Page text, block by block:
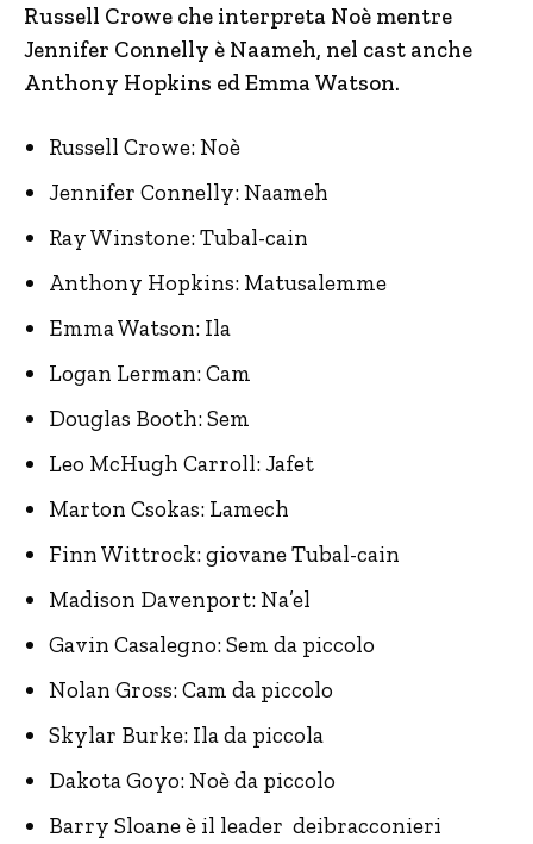
Russell Crowe che interpreta Noè mentre
Jennifer Connelly è Naameh, nel cast anche
Anthony Hopkins ed Emma Watson.
Russell Crowe: Noè
Jennifer Connelly: Naameh
Ray Winstone: Tubal-cain
Anthony Hopkins: Matusalemme
Emma Watson: Ila
Logan Lerman: Cam
Douglas Booth: Sem
Leo McHugh Carroll: Jafet
Marton Csokas: Lamech
Finn Wittrock: giovane Tubal-cain
Madison Davenport: Na’el
Gavin Casalegno: Sem da piccolo
Nolan Gross: Cam da piccolo
Skylar Burke: Ila da piccola
Dakota Goyo: Noè da piccolo
Barry Sloane è il leader deibracconieri